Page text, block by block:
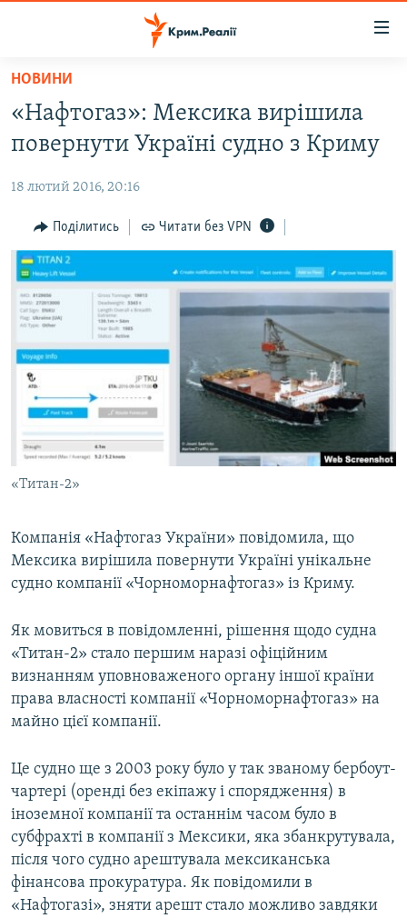
Перейти
основного
матеріалу
Перейти
до
навігації
Перейти
пошуку
НОВИНИ
ВОДА.КРИМ
ВІДЕО ТА ФОТО
ПОЛІТИКА
БЛОГИ
ПОГЛЯД
ІНТЕРВ'Ю
ВСЕ ЗА ДЕНЬ
СПЕЦПРОЕКТИ
ДЕПОРТАЦІЯ
ВІДЕОУРОКИ «ELIFBE»
СВІДЧЕННЯ ОКУПАЦІЇ
УКРАЇНСЬКА ПРОБЛЕМА КРИМУ
ЯК ОБІЙТИ БЛОКУВАННЯ
Русский
НОВИНИ
«Нафтогаз»: Мексика вирішила
повернути Україні судно з Криму
18 лютий 2016, 20:16
Поділитись Читати без VPN
«Титан-2»
Компанія «Нафтогаз України» повідомила, що
Мексика вирішила повернути Україні унікальне
судно компанії «Чорноморнафтогаз» із Криму.
Як мовиться в повідомленні, рішення щодо судна
«Титан-2» стало першим наразі офіційним
визнанням уповноваженого органу іншої країни
права власності компанії «Чорноморнафтогаз» на
майно цієї компанії.
Це судно ще з 2003 року було у так званому бербоут-
чартері (оренді без екіпажу і спорядження) в
іноземної компанії та останнім часом було в
субфрахті в компанії з Мексики, яка збанкрутувала,
після чого судно арештувала мексиканська
фінансова прокуратура. Як повідомили в
«Нафтогазі», зняти арешт стало можливо завдяки